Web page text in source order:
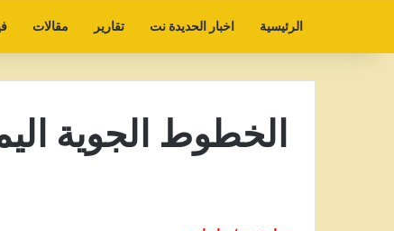
الرئيسية اخبار الحديدة نت تقارير مقالات
الخطوط الجوية